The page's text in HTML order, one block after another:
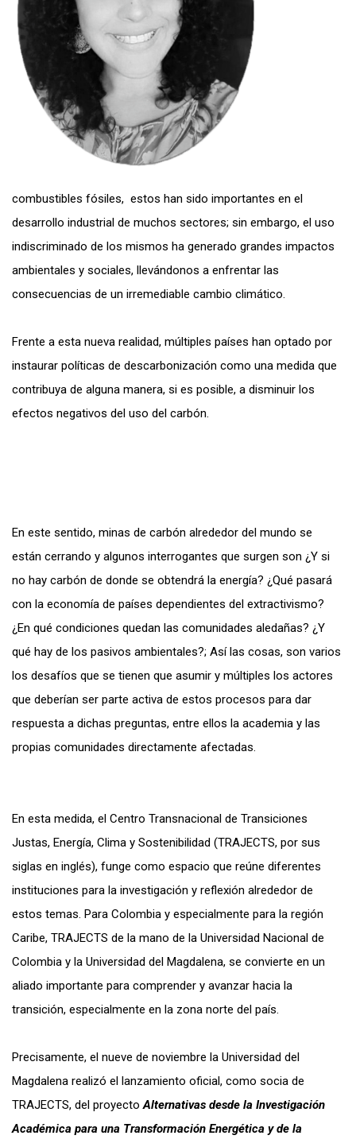
combustibles fósiles, estos han sido importantes en el
desarrollo industrial de muchos sectores; sin embargo, el uso
indiscriminado de los mismos ha generado grandes impactos
ambientales y sociales, llevándonos a enfrentar las
consecuencias de un irremediable cambio climático.
Frente a esta nueva realidad, múltiples países han optado por
instaurar políticas de descarbonización como una medida que
contribuya de alguna manera, si es posible, a disminuir los
efectos negativos del uso del carbón.
En este sentido, minas de carbón alrededor del mundo se
están cerrando y algunos interrogantes que surgen son ¿Y si
no hay carbón de donde se obtendrá la energía? ¿Qué pasará
con la economía de países dependientes del extractivismo?
¿En qué condiciones quedan las comunidades aledañas? ¿Y
qué hay de los pasivos ambientales?; Así las cosas, son varios
los desafíos que se tienen que asumir y múltiples los actores
que deberían ser parte activa de estos procesos para dar
respuesta a dichas preguntas, entre ellos la academia y las
propias comunidades directamente afectadas.
En esta medida, el Centro Transnacional de Transiciones
Justas, Energía, Clima y Sostenibilidad (TRAJECTS, por sus
siglas en inglés), funge como espacio que reúne diferentes
instituciones para la investigación y reflexión alrededor de
estos temas. Para Colombia y especialmente para la región
Caribe, TRAJECTS de la mano de la Universidad Nacional de
Colombia y la Universidad del Magdalena, se convierte en un
aliado importante para comprender y avanzar hacia la
transición, especialmente en la zona norte del país.
Precisamente, el nueve de noviembre la Universidad del
Magdalena realizó el lanzamiento oficial, como socia de
TRAJECTS, del proyectoAlternativas desde la Investigación
Académica para una Transformación Energética y de la